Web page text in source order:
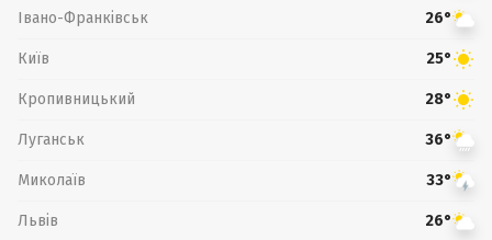
Івано-Франківськ 26°
Київ 25°
Кропивницький 28°
Луганськ 36°
Миколаїв 33°
Львів 26°